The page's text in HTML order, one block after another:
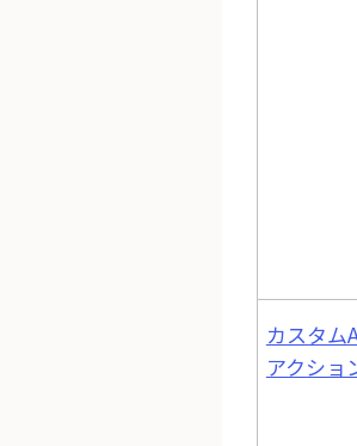
カスタム
アクショ